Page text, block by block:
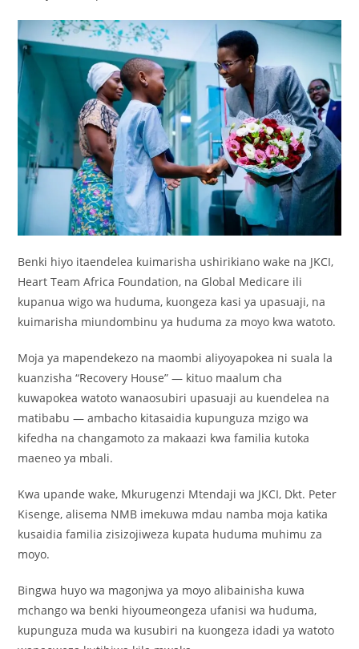
Benki hiyo itaendelea kuimarisha ushirikiano wake na JKCI,
Heart Team Africa Foundation, na Global Medicare ili
kupanua wigo wa huduma, kuongeza kasi ya upasuaji, na
kuimarisha miundombinu ya huduma za moyo kwa watoto.
Moja ya mapendekezo na maombi aliyoyapokea ni suala la
kuanzisha “Recovery House” — kituo maalum cha
kuwapokea watoto wanaosubiri upasuaji au kuendelea na
matibabu — ambacho kitasaidia kupunguza mzigo wa
kifedha na changamoto za makaazi kwa familia kutoka
maeneo ya mbali.
Kwa upande wake, Mkurugenzi Mtendaji wa JKCI, Dkt. Peter
Kisenge, alisema NMB imekuwa mdau namba moja katika
kusaidia familia zisizojiweza kupata huduma muhimu za
moyo.
Bingwa huyo wa magonjwa ya moyo alibainisha kuwa
mchango wa benki hiyoumeongeza ufanisi wa huduma,
kupunguza muda wa kusubiri na kuongeza idadi ya watoto